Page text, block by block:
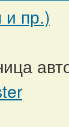
пр.)